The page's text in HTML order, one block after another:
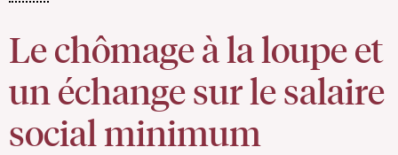
Le chômage à la loupe et
un échange sur le salaire
social minimum